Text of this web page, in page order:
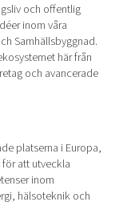
och offentlig
inom våra
Samhällsbyggnad.
här från
och avancerade
platserna i Europa,
att utveckla
inom
hälsoteknik och